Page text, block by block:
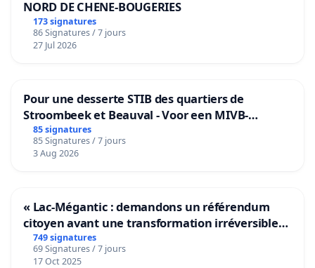
NORD DE CHENE-BOUGERIES
173 signatures
86 Signatures / 7 jours
27 Jul 2026
Pour une desserte STIB des quartiers de
Stroombeek et Beauval - Voor een MIVB-
bediening van de wijken Strombeek en Het
Voor
85 signatures
85 Signatures / 7 jours
3 Aug 2026
« Lac-Mégantic : demandons un référendum
citoyen avant une transformation irréversible
de notre territoire »
749 signatures
69 Signatures / 7 jours
17 Oct 2025